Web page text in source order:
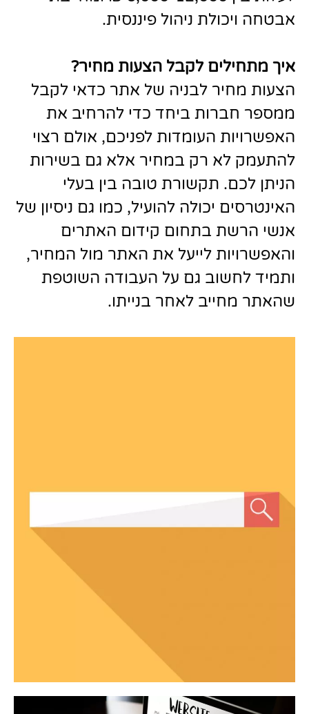
אבטחה ויכולת ניהול פיננסית.
איך מתחילים לקבל הצעות מחיר?
הצעות מחיר לבניה של אתר כדאי לקבל
ממספר חברות ביחד כדי להרחיב את
האפשרויות העומדות לפניכם, אולם רצוי
להתעמק לא רק במחיר אלא גם בשירות
הניתן לכם. תקשורת טובה בין בעלי
האינטרסים יכולה להועיל, כמו גם ניסיון של
אנשי הרשת בתחום קידום האתרים
והאפשרויות לייעל את האתר מול המחיר,
ותמיד לחשוב גם על העבודה השוטפת
שהאתר מחייב לאחר בנייתו.